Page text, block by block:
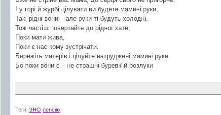
І у горі й журбі цілувати ви будете мамині руки,
Такі рідні вони – але руки ті будуть холодні.
Тож частіш повертайте до рідної хати,
Поки мати жива,
Поки є нас кому зустрічати.
Бережіть матерів і цілуйте натруджені мамині руки.
Бо поки вони є – не страшні буревії й розлуки
Теги: ЗНО пенсію